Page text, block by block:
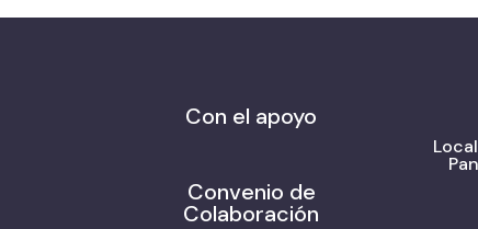
Con el apoyo
Convenio de
Colaboración